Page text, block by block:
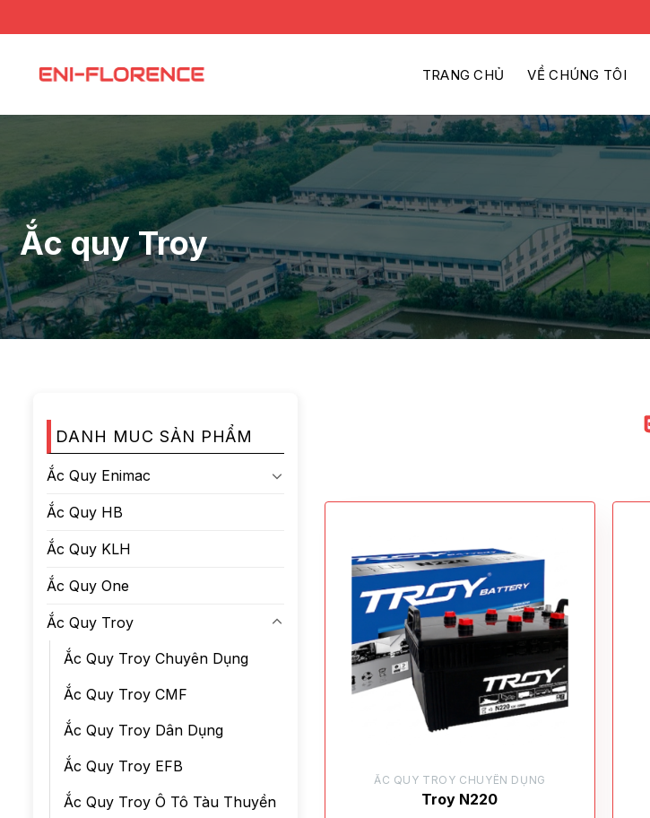
TRANG CHỦ VỀ CHÚNG TÔI
Ắc quy Troy
DANH MUC SẢN PHẨM
Ắc Quy Enimac
Ắc Quy HB
Ắc Quy KLH
Ắc Quy One
Ắc Quy Troy
Ắc Quy Troy Chuyên Dụng
Ắc Quy Troy CMF
Ắc Quy Troy Dân Dụng
Ắc Quy Troy EFB
Ắc Quy Troy Ô Tô Tàu Thuyền
ẮC QUY TROY CHUYÊN DỤNG
Troy N220